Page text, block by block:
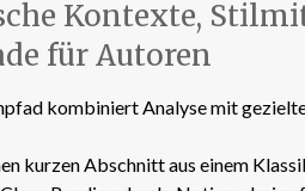
Kontexte,
für Autoren
kombiniert Analyse mit
kurzen Abschnitt aus einem